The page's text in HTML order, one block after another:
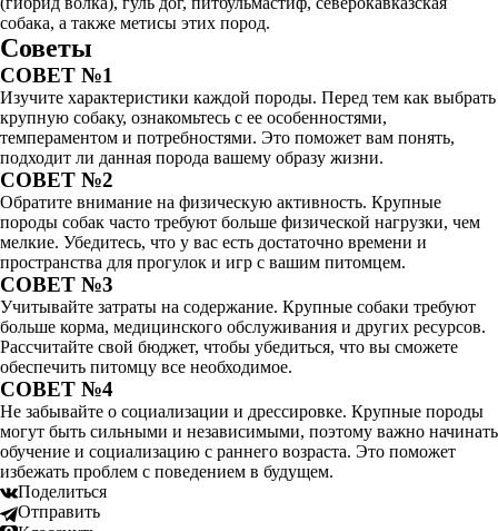
собака, а также метисы этих пород.
Советы
СОВЕТ №1
Изучите характеристики каждой породы. Перед тем как выбрать
крупную собаку, ознакомьтесь с ее особенностями,
темпераментом и потребностями. Это поможет вам понять,
подходит ли данная порода вашему образу жизни.
СОВЕТ №2
Обратите внимание на физическую активность. Крупные
породы собак часто требуют больше физической нагрузки, чем
мелкие. Убедитесь, что у вас есть достаточно времени и
пространства для прогулок и игр с вашим питомцем.
СОВЕТ №3
Учитывайте затраты на содержание. Крупные собаки требуют
больше корма, медицинского обслуживания и других ресурсов.
Рассчитайте свой бюджет, чтобы убедиться, что вы сможете
обеспечить питомцу все необходимое.
СОВЕТ №4
Не забывайте о социализации и дрессировке. Крупные породы
могут быть сильными и независимыми, поэтому важно начинать
обучение и социализацию с раннего возраста. Это поможет
избежать проблем с поведением в будущем.
Поделиться
Отправить